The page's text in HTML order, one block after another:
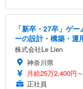
「新卒・27卒」ゲ
ーの設計・構築・運
株式会社Le Lien
神奈川県
月給25万2,400円
正社員